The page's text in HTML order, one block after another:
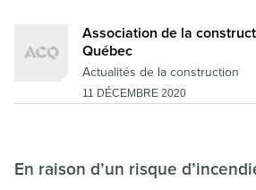
Association de la
Québec
Actualités de la construction
11 DÉCEMBRE 2020
En raison d’un risque